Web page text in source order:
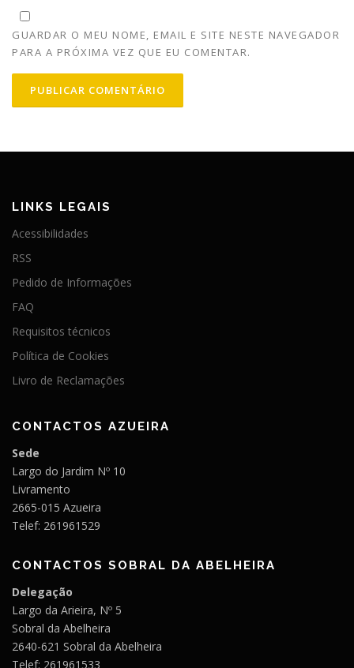
GUARDAR O MEU NOME, EMAIL E SITE NESTE NAVEGADOR
PARA A PRÓXIMA VEZ QUE EU COMENTAR.
LINKS LEGAIS
Acessibilidades
RSS
Pedido de Informações
FAQ
Requisitos técnicos
Política de Cookies
Livro de Reclamações
CONTACTOS AZUEIRA
Sede
Largo do Jardim Nº 10
Livramento
2665-015 Azueira
Telef: 261961529
CONTACTOS SOBRAL DA ABELHEIRA
Delegação
Largo da Arieira, Nº 5
Sobral da Abelheira
2640-621 Sobral da Abelheira
Telef: 261961533